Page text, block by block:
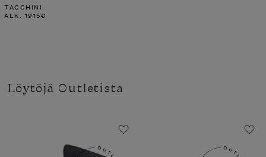
TACCHINI
ALK. 1915€
Löytöjä Outletista